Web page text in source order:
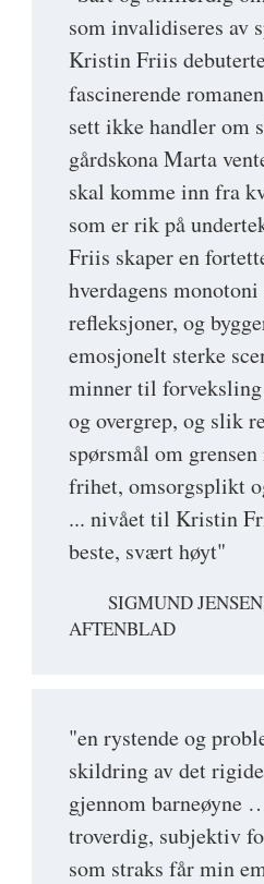
som invalidiseres av
Kristin Friis
fascinerende romanen
sett ikke handler om
gårdskona Marta
skal komme inn fra
som er rik på
Friis skaper en
hverdagens
refleksjoner, og
emosjonelt sterke
minner til
og overgrep, og slik
spørsmål om
frihet, omsorgsplikt
... nivået til Kristin
beste, svært høyt"
SIGMUND
AFTENBLAD
"en rystende og
skildring av det
gjennom barneøyne
troverdig, subjektiv
som straks får min